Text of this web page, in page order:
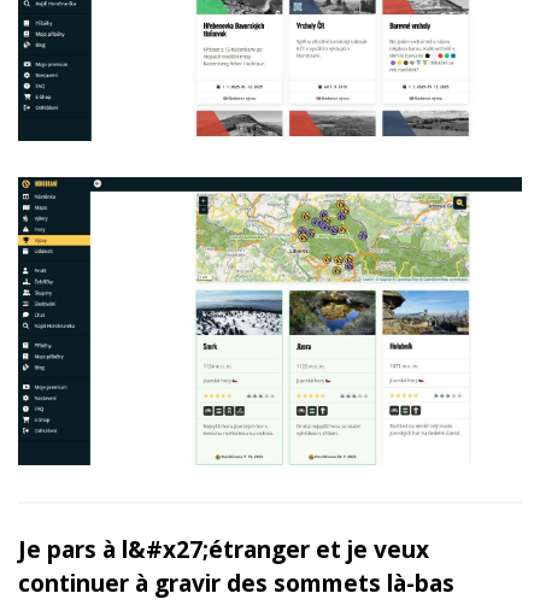
Je pars à l&#x27;étranger et je veux
continuer à gravir des sommets là-bas